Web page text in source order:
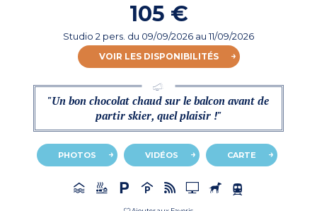
105 €
Studio 2 pers. du 09/09/2026 au 11/09/2026
VOIR LES DISPONIBILITÉS
"Un bon chocolat chaud sur le balcon avant de
partir skier, quel plaisir !"
PHOTOS VIDÉOS CARTE